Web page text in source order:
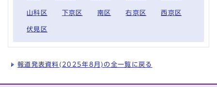
山科区 下京区 南区 右京区 西京区
伏見区
報道発表資料(2025年8月)の全一覧に戻る